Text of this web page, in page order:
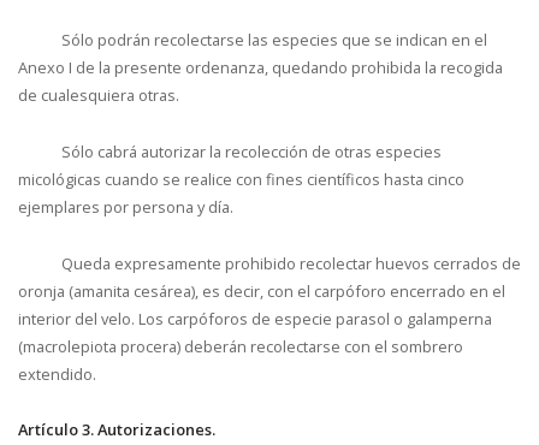
Sólo podrán recolectarse las especies que se indican en el
Anexo I de la presente ordenanza, quedando prohibida la recogida
de cualesquiera otras.
Sólo cabrá autorizar la recolección de otras especies
micológicas cuando se realice con fines científicos hasta cinco
ejemplares por persona y día.
Queda expresamente prohibido recolectar huevos cerrados de
oronja (amanita cesárea), es decir, con el carpóforo encerrado en el
interior del velo. Los carpóforos de especie parasol o galamperna
(macrolepiota procera) deberán recolectarse con el sombrero
extendido.
Artículo 3. Autorizaciones.